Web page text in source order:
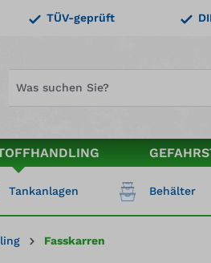
TÜV-geprüft
Tankanlagen Behälter
Fasskarren